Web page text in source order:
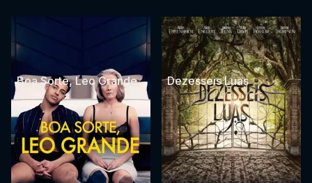
Boa Sorte, Leo Grande Dezesseis Luas